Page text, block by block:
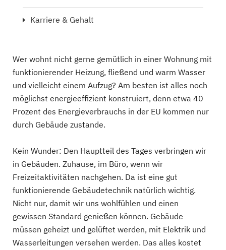
Karriere & Gehalt
Wer wohnt nicht gerne gemütlich in einer Wohnung mit
funktionierender Heizung, fließend und warm Wasser
und vielleicht einem Aufzug? Am besten ist alles noch
möglichst energieeffizient konstruiert, denn etwa 40
Prozent des Energieverbrauchs in der EU kommen nur
durch Gebäude zustande.
Kein Wunder: Den Hauptteil des Tages verbringen wir
in Gebäuden. Zuhause, im Büro, wenn wir
Freizeitaktivitäten nachgehen. Da ist eine gut
funktionierende Gebäudetechnik natürlich wichtig.
Nicht nur, damit wir uns wohlfühlen und einen
gewissen Standard genießen können. Gebäude
müssen geheizt und gelüftet werden, mit Elektrik und
Wasserleitungen versehen werden. Das alles kostet